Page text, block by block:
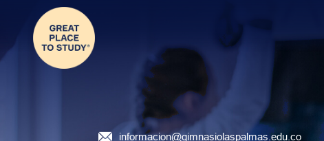
informacion@gimnasiolaspalmas.edu.co